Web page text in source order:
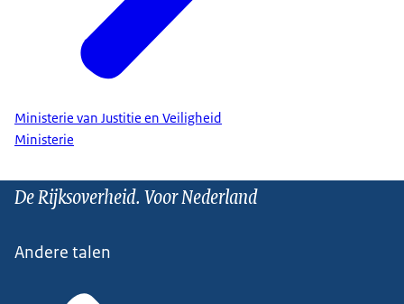
Ministerie van Justitie en Veiligheid
Ministerie
De Rijksoverheid. Voor Nederland
Andere talen